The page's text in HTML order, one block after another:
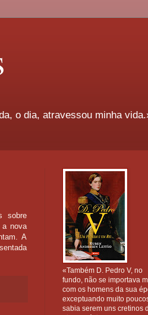
o dia, atravessou minha
sobre
a nova
A
«Também D. Pedro V, no
fundo, não se importava
com os homens da sua
exceptuando muito
sabia serem uns cretinos